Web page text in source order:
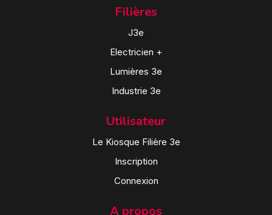
Filières
J3e
Electricien +
Lumières 3e
Industrie 3e
Utilisateur
Le Kiosque Filière 3e
Inscription
Connexion
A propos